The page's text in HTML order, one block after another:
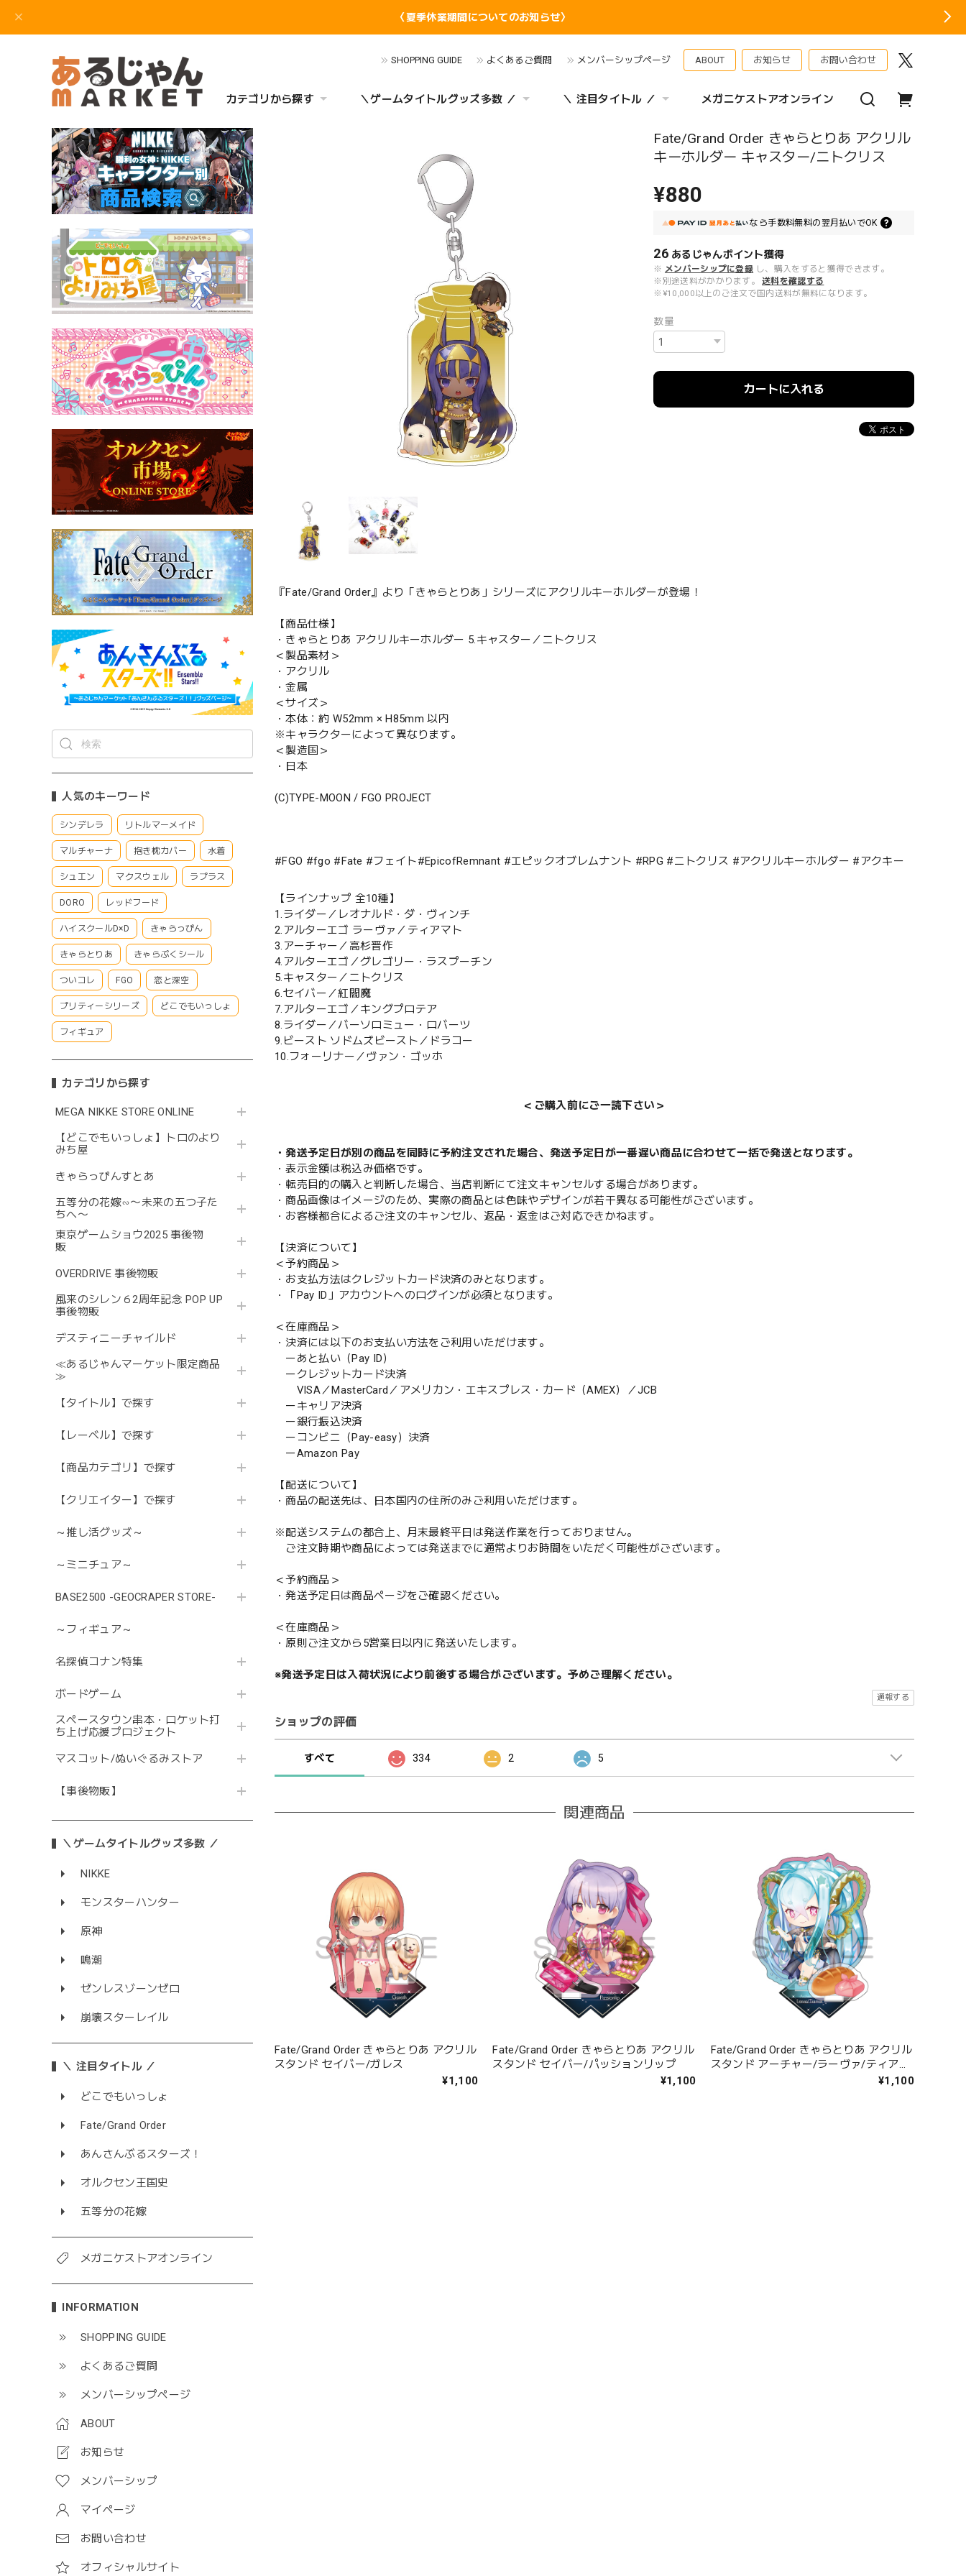
〈夏季休業期間についてのお知らせ〉
SHOPPING GUIDE よくあるご質問 メンバーシップページ ABOUT お知らせ お問い合わせ
カテゴリから探す ＼ゲームタイトルグッズ多数 ／ ＼ 注目タイトル ／ メガニケストアオンライン
人気のキーワード
シンデレラ リトルマーメイド
マルチャーナ 抱き枕カバー 水着
シュエン マクスウェル ラプラス
DORO レッドフード
ハイスクールD×D きゃらっぴん
きゃらとりあ きゃらぷくシール
ついコレ FGO 恋と深空
プリティーシリーズ どこでもいっしょ
フィギュア
カテゴリから探す
MEGA NIKKE STORE ONLINE
【どこでもいっしょ】トロのより
みち屋
きゃらっぴんすとあ
五等分の花嫁∽〜未来の五つ子た
ちへ〜
東京ゲームショウ2025 事後物
販
OVERDRIVE 事後物販
風来のシレン６2周年記念 POP UP
事後物販
デスティニーチャイルド
≪あるじゃんマーケット限定商品
≫
【タイトル】で探す
【レーベル】で探す
【商品カテゴリ】で探す
【クリエイター】で探す
～推し活グッズ～
～ミニチュア～
BASE2500 -GEOCRAPER STORE-
～フィギュア～
名探偵コナン特集
ボードゲーム
スペースタウン串本・ロケット打
ち上げ応援プロジェクト
マスコット/ぬいぐるみストア
【事後物販】
＼ゲームタイトルグッズ多数 ／
NIKKE
モンスターハンター
原神
鳴潮
ゼンレスゾーンゼロ
崩壊スターレイル
＼ 注目タイトル ／
どこでもいっしょ
Fate/Grand Order
あんさんぶるスターズ！
オルクセン王国史
五等分の花嫁
メガニケストアオンライン
INFORMATION
SHOPPING GUIDE
よくあるご質問
メンバーシップページ
ABOUT
お知らせ
メンバーシップ
マイページ
お問い合わせ
オフィシャルサイト
Fate/Grand Order きゃらとりあ アクリル
キーホルダー キャスター/ニトクリス
¥880
なら手数料無料の 翌月払いでOK
26 あるじゃんポイント獲得
※ メンバーシップに登録 し、購入をすると獲得できます。
※別途送料がかかります。
送料を確認する
※¥10,000以上のご注文で国内送料が無料になります。
数量
カートに入れる
『Fate/Grand Order』より「きゃらとりあ」シリーズにアクリルキーホルダーが登場！
【商品仕様】
・きゃらとりあ アクリルキーホルダー 5.キャスター／ニトクリス
＜製品素材＞
・アクリル
・金属
＜サイズ＞
・本体：約 W52mm × H85mm 以内
※キャラクターによって異なります。
＜製造国＞
・日本
(C)TYPE-MOON / FGO PROJECT
#FGO #fgo #Fate #フェイト#EpicofRemnant #エピックオブレムナント #RPG #ニトクリス #アクリルキーホルダー #アクキー
【ラインナップ 全10種】
1.ライダー／レオナルド・ダ・ヴィンチ
2.アルターエゴ ラーヴァ／ティアマト
3.アーチャー／高杉晋作
4.アルターエゴ／グレゴリー・ラスプーチン
5.キャスター／ニトクリス
6.セイバー／紅閻魔
7.アルターエゴ／キングプロテア
8.ライダー／バーソロミュー・ロバーツ
9.ビースト ソドムズビースト／ドラコー
10.フォーリナー／ヴァン・ゴッホ
＜ご購入前にご一読下さい＞
・発送予定日が別の商品を同時に予約注文された場合、発送予定日が一番遅い商品に合わせて一括で発送となります。
・表示金額は税込み価格です。
・転売目的の購入と判断した場合、当店判断にて注文キャンセルする場合があります。
・商品画像はイメージのため、実際の商品とは色味やデザインが若干異なる可能性がございます。
・お客様都合によるご注文のキャンセル、返品・返金はご対応できかねます。
【決済について】
＜予約商品＞
・お支払方法はクレジットカード決済のみとなります。
・「Pay ID」アカウントへのログインが必須となります。
＜在庫商品＞
・決済には以下のお支払い方法をご利用いただけます。
ーあと払い（Pay ID）
ークレジットカード決済
VISA／MasterCard／アメリカン・エキスプレス・カード（AMEX）／JCB
ーキャリア決済
ー銀行振込決済
ーコンビニ（Pay-easy）決済
ーAmazon Pay
【配送について】
・商品の配送先は、日本国内の住所のみご利用いただけます。
※配送システムの都合上、月末最終平日は発送作業を行っておりません。
ご注文時期や商品によっては発送までに通常よりお時間をいただく可能性がございます。
＜予約商品＞
・発送予定日は商品ページをご確認ください。
＜在庫商品＞
・原則ご注文から5営業日以内に発送いたします。
※発送予定日は入荷状況により前後する場合がございます。予めご理解ください。
通報する
ショップの評価
すべて 334 2 5
関連商品
Fate/Grand Order きゃらとりあ アクリル
スタンド セイバー/ガレス
¥1,100
Fate/Grand Order きゃらとりあ アクリル
スタンド セイバー/パッションリップ
¥1,100
Fate/Grand Order きゃらとりあ アクリル
スタンド アーチャー/ラーヴァ/ティアマ
¥1,100